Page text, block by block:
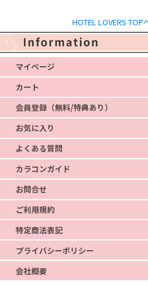
HOTEL LOVERS
マイページ
カート
会員登録（無料/特典あり）
お気に入り
よくある質問
カラコンガイド
お問合せ
ご利用規約
特定商法表記
プライバシーポリシー
会社概要